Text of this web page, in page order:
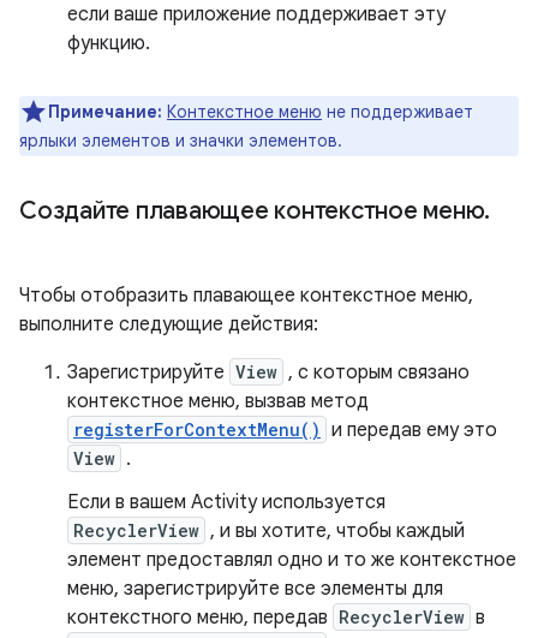
если ваше приложение поддерживает эту
функцию.
Примечание: Контекстное меню не поддерживает
ярлыки элементов и значки элементов.
Создайте плавающее контекстное меню.
Чтобы отобразить плавающее контекстное меню,
выполните следующие действия:
Зарегистрируйте View , с которым связано
контекстное меню, вызвав метод
registerForContextMenu() и передав ему это
View .
Если в вашем Activity используется
RecyclerView , и вы хотите, чтобы каждый
элемент предоставлял одно и то же контекстное
меню, зарегистрируйте все элементы для
контекстного меню, передав RecyclerView в